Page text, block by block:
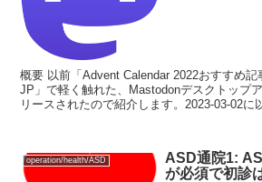
概要 以前「Advent Calendar 2022おすすめ記
JP」で軽く触れた、Mastodonデスクトップ
リースされたので紹介します。2023-03-02に
operation/health/ASD
ASD通院1:
が必須で初診